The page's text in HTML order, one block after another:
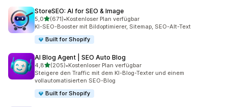
StoreSEO: AI for SEO & Image
5,0von 5 Sternen
(671)
671 Rezensionen insgesamt
•Kostenloser Plan verfügbar
KI-SEO-Booster mit Bildoptimierer, Sitemap, SEO-Alt-Text
Built for Shopify
AI Blog Agent | SEO Auto Blog
4,8von 5 Sternen
(205)
205 Rezensionen insgesamt
•Kostenloser Plan verfügbar
Steigere den Traffic mit dem KI-Blog-Texter und einem
vollautomatisierten SEO-Blog
Built for Shopify